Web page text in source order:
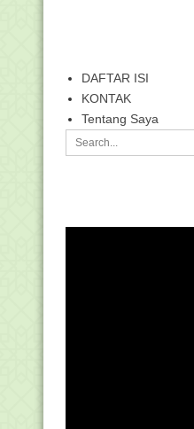
DAFTAR ISI
KONTAK
Tentang Saya